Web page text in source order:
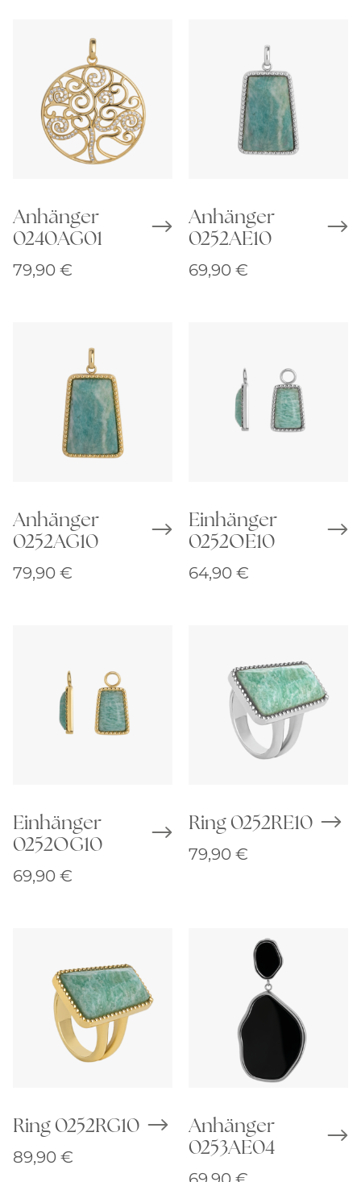
Anhänger
0240AG01
79,90 €
Anhänger
0252AE10
69,90 €
Anhänger
0252AG10
79,90 €
Einhänger
0252OE10
64,90 €
Einhänger
0252OG10
69,90 €
Ring 0252RE10
79,90 €
Ring 0252RG10
89,90 €
Anhänger
0253AE04